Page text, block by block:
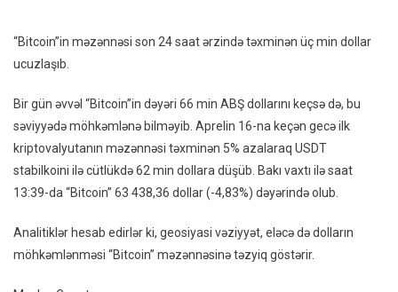
“Bitcoin”in məzənnəsi son 24 saat ərzində təxminən üç min dollar
ucuzlaşıb.
Bir gün əvvəl “Bitcoin”in dəyəri 66 min ABŞ dollarını keçsə də, bu
səviyyədə möhkəmlənə bilməyib. Aprelin 16-na keçən gecə ilk
kriptovalyutanın məzənnəsi təxminən 5% azalaraq USDT
stabilkoini ilə cütlükdə 62 min dollara düşüb. Bakı vaxtı ilə saat
13:39-da “Bitcoin” 63 438,36 dollar (-4,83%) dəyərində olub.
Analitiklər hesab edirlər ki, geosiyasi vəziyyət, eləcə də dolların
möhkəmlənməsi “Bitcoin” məzənnəsinə təzyiq göstərir.